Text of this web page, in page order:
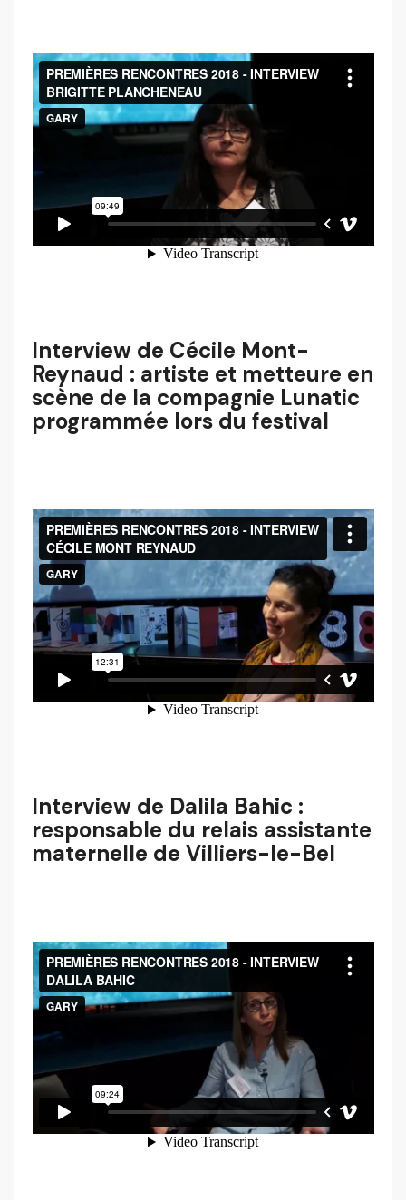
Interview de Cécile Mont-
Reynaud : artiste et metteure en
scène de la compagnie Lunatic
programmée lors du festival
Interview de Dalila Bahic :
responsable du relais assistante
maternelle de Villiers-le-Bel